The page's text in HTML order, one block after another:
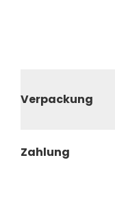
Verpackung
Zahlung